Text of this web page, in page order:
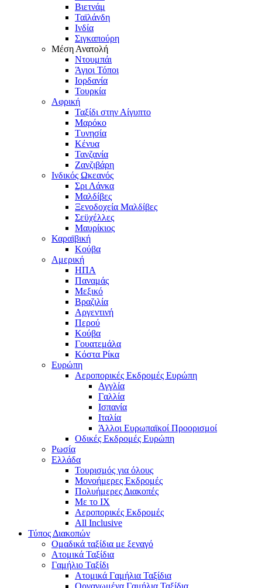
Βιετνάμ
Ταϊλάνδη
Ινδία
Σιγκαπούρη
Μέση Ανατολή
Ντουμπάι
Άγιοι Τόποι
Ιορδανία
Τουρκία
Αφρική
Ταξίδι στην Αίγυπτο
Μαρόκο
Τυνησία
Κένυα
Τανζανία
Ζανζιβάρη
Ινδικός Ωκεανός
Σρι Λάνκα
Μαλδίβες
Ξενοδοχεία Μαλδίβες
Σεϋχέλλες
Μαυρίκιος
Καραϊβική
Κούβα
Αμερική
ΗΠΑ
Παναμάς
Μεξικό
Βραζιλία
Αργεντινή
Περού
Κούβα
Γουατεμάλα
Κόστα Ρίκα
Ευρώπη
Αεροπορικές Εκδρομές Ευρώπη
Αγγλία
Γαλλία
Ισπανία
Ιταλία
Άλλοι Ευρωπαϊκοί Προορισμοί
Οδικές Εκδρομές Ευρώπη
Ρωσία
Ελλάδα
Τουρισμός για όλους
Mονοήμερες Εκδρομές
Πολυήμερες Διακοπές
Με το ΙΧ
Αεροπορικές Εκδρομές
All Inclusive
Τύπος Διακοπών
Ομαδικά ταξίδια με ξεναγό
Ατομικά Ταξίδια
Γαμήλιο Ταξίδι
Ατομικά Γαμήλια Ταξίδια
Οργανωμένα Γαμήλια Ταξίδια